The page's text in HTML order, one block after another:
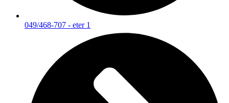
049/468-707 - eter 1